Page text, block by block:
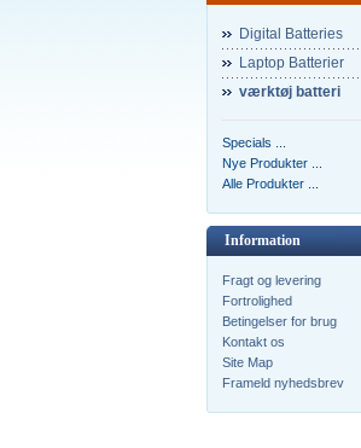
Digital Batteries
Laptop Batterier
værktøj batteri
Specials ...
Nye Produkter ...
Alle Produkter ...
Information
Fragt og levering
Fortrolighed
Betingelser for brug
Kontakt os
Site Map
Frameld nyhedsbrev